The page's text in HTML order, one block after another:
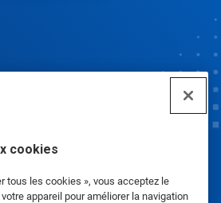
cookies
tous les cookies », vous acceptez le
appareil pour améliorer la navigation